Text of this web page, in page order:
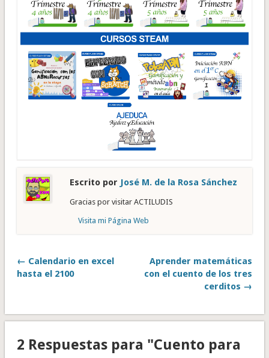
Escrito por José M. de la Rosa Sánchez
Gracias por visitar ACTILUDIS
Visita mi Página Web
← Calendario en excel
hasta el 2100
Aprender matemáticas
con el cuento de los tres
cerditos →
2 Respuestas para "Cuento para